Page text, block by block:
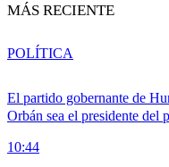
MÁS RECIENTE
El partido gobernante de
Orbán sea el presidente del
10:44
POLÍTICA